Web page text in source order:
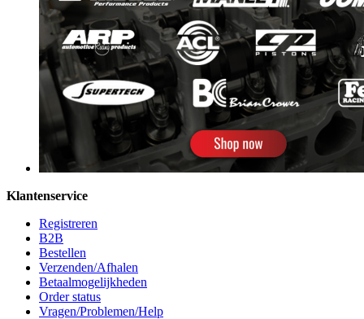
Klantenservice
Registreren
B2B
Bestellen
Verzenden/Afhalen
Betaalmogelijkheden
Order status
Vragen/Problemen/Help